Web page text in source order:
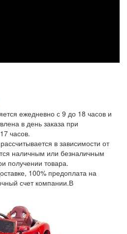
ежедневно с 9 до 18 часов и
в день заказа при
часов.
в зависимости от
наличным или безналичным
получении товара.
100% предоплата на
счет компании.В